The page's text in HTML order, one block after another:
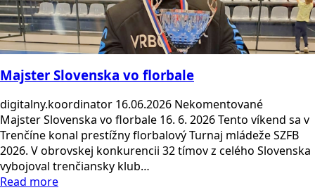
Majster Slovenska vo florbale
digitalny.koordinator 16.06.2026 Nekomentované
Majster Slovenska vo florbale 16. 6. 2026 Tento víkend sa v
Trenčíne konal prestížny florbalový Turnaj mládeže SZFB
2026. V obrovskej konkurencii 32 tímov z celého Slovenska
vybojoval trenčiansky klub…
Read more